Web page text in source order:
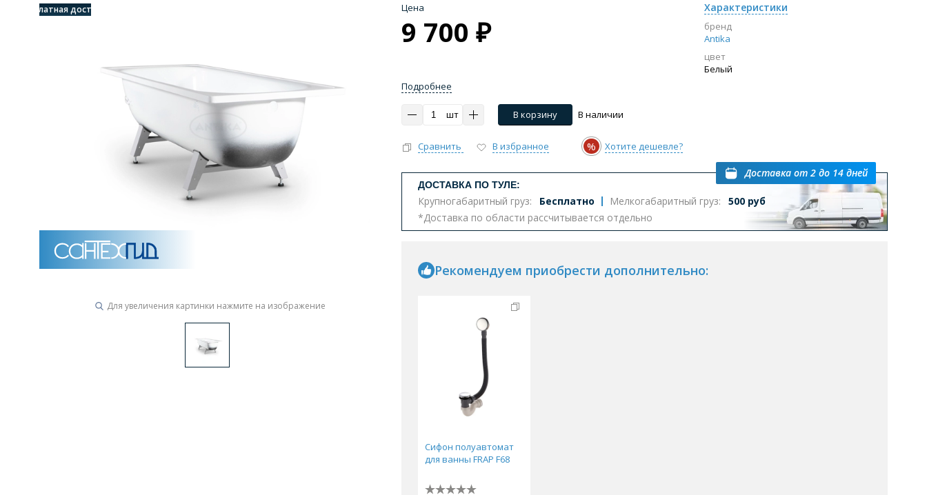
Бесплатная доставка
Для увеличения картинки нажмите на изображение
Цена
9 700 ₽
Характеристики
бренд
Antika
цвет
Белый
Подробнее
шт В корзину В наличии
Сравнить В избранное % Хотите дешевле?
ДОСТАВКА ПО ТУЛЕ:
Крупногабаритный груз: Бесплатно Мелкогабаритный груз:
500 руб
*Доставка по области рассчитывается отдельно
Доставка от 2 до 14 дней
Рекомендуем приобрести дополнительно:
Сифон полуавтомат
для ванны FRAP F68